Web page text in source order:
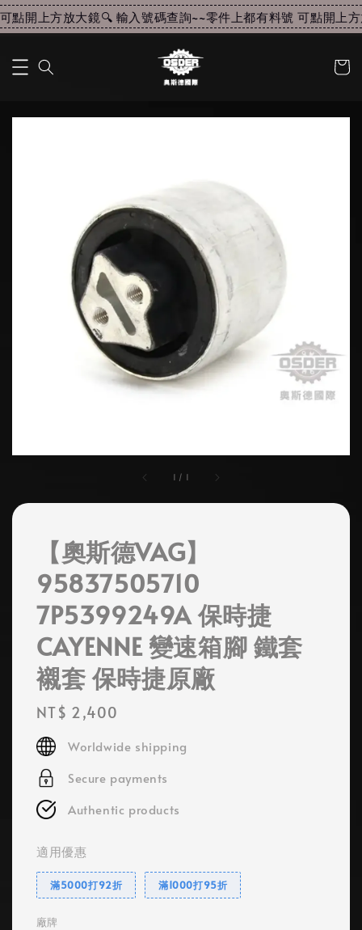
點開上方放大鏡🔍 輸入號碼查詢~~零件上都有料號 可點開上方
1 / 1
【奧斯德VAG】
95837505710
7P5399249A 保時捷
CAYENNE 變速箱腳 鐵套
襯套 保時捷原廠
Regular
price
NT$ 2,400
Worldwide shipping
Secure payments
Authentic products
適用優惠
滿5000打92折 滿1000打95折
廠牌